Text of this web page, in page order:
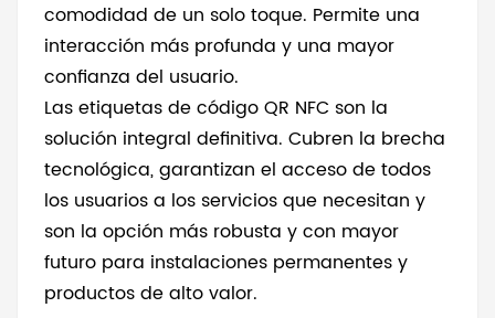
comodidad de un solo toque. Permite una
interacción más profunda y una mayor
confianza del usuario.
Las etiquetas de código QR NFC son la
solución integral definitiva. Cubren la brecha
tecnológica, garantizan el acceso de todos
los usuarios a los servicios que necesitan y
son la opción más robusta y con mayor
futuro para instalaciones permanentes y
productos de alto valor.